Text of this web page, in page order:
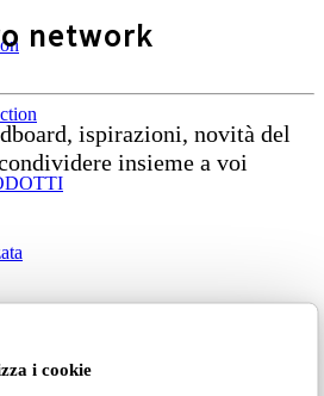
i cookie
network
ispirazioni, novità del
insieme a voi